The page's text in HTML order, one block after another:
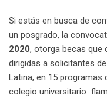
Si estás en busca de
un posgrado, la
2020, otorga becas que
dirigidas a solicitantes
Latina, en 15 programas
colegio universitario